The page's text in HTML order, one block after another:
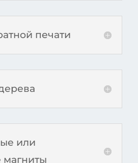
печати
или